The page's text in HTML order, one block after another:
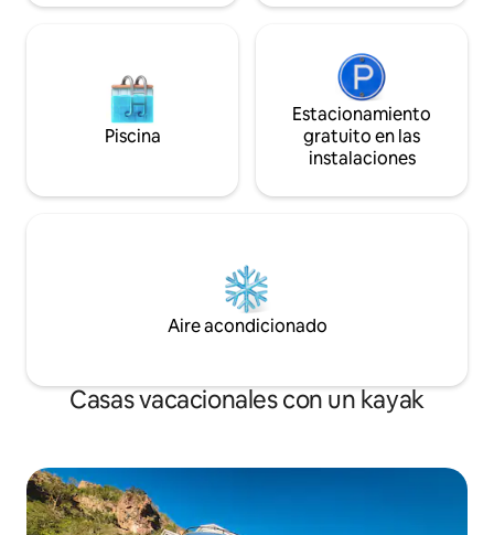
Piscina
Estacionamiento
gratuito en las
instalaciones
Aire acondicionado
Casas vacacionales con un kayak